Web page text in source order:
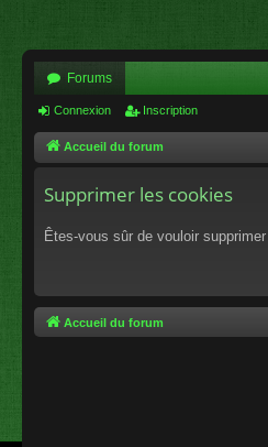
Forums
Connexion Inscription
Accueil du forum
Supprimer les cookies
Êtes-vous sûr de vouloir
Accueil du forum